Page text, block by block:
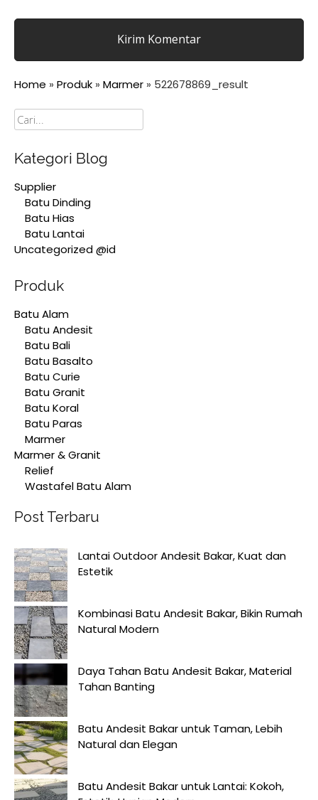
Home » Produk » Marmer » 522678869_result
Cari
Kategori Blog
Supplier
Batu Dinding
Batu Hias
Batu Lantai
Uncategorized @id
Produk
Batu Alam
Batu Andesit
Batu Bali
Batu Basalto
Batu Curie
Batu Granit
Batu Koral
Batu Paras
Marmer
Marmer & Granit
Relief
Wastafel Batu Alam
Post Terbaru
Lantai Outdoor Andesit Bakar, Kuat dan
Estetik
Kombinasi Batu Andesit Bakar, Bikin Rumah
Natural Modern
Daya Tahan Batu Andesit Bakar, Material
Tahan Banting
Batu Andesit Bakar untuk Taman, Lebih
Natural dan Elegan
Batu Andesit Bakar untuk Lantai: Kokoh,